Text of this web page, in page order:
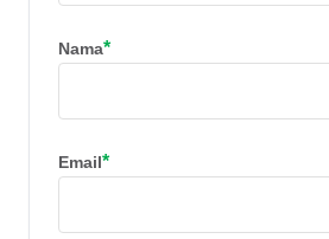
Nama*
Email*